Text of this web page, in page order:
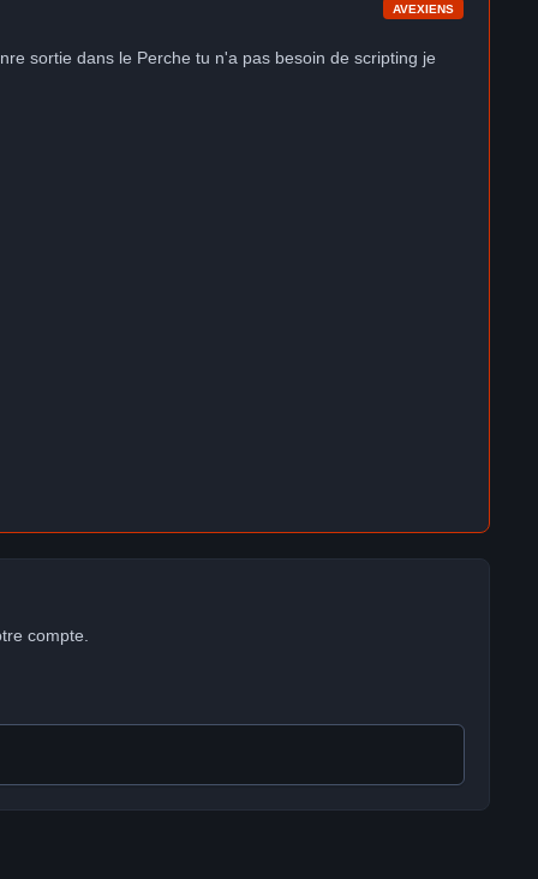
AVEXIENS
sortie dans le Perche tu n'a pas besoin de scripting je
compte.